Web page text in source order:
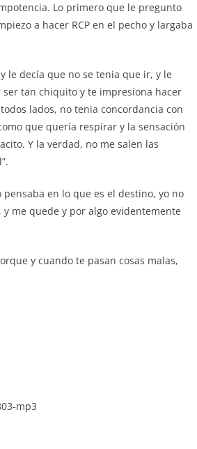
Lo primero que le pregunto
a hacer RCP en el pecho y largaba
le decía que no se tenia que ir, y le
tan chiquito y te impresiona hacer
lados, no tenia concordancia con
que quería respirar y la sensación
Y la verdad, no me salen las
en lo que es el destino, yo no
me quede y por algo evidentemente
y cuando te pasan cosas malas,
mp3